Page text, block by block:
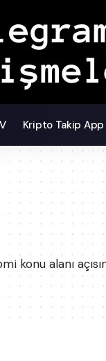
Kripto Takip App
konu alanı